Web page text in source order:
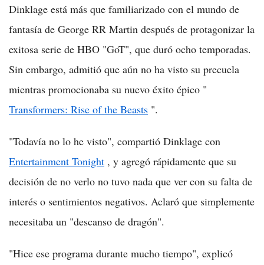
Dinklage está más que familiarizado con el mundo de
fantasía de George RR Martin después de protagonizar la
exitosa serie de HBO "GoT", que duró ocho temporadas.
Sin embargo, admitió que aún no ha visto su precuela
mientras promocionaba su nuevo éxito épico "
Transformers: Rise of the Beasts ".
"Todavía no lo he visto", compartió Dinklage con
Entertainment Tonight , y agregó rápidamente que su
decisión de no verlo no tuvo nada que ver con su falta de
interés o sentimientos negativos. Aclaró que simplemente
necesitaba un "descanso de dragón".
"Hice ese programa durante mucho tiempo", explicó